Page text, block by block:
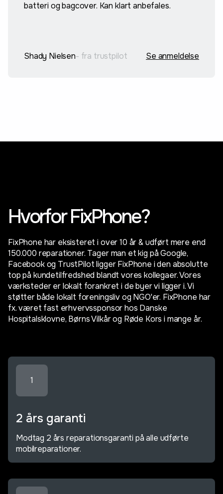
batteri og bagcover. Kan klart anbefales.
Shady Nielsen- fra trustpilot Se anmeldelse
Hvorfor FixPhone?
FixPhone har eksisteret i over 10 år & udført mere end
150.000 reparationer. Tager man et kig på Google,
Facebook og TrustPilot ligger FixPhone i den absolutte
top på kundetilfredshed blandt vores kollegaer. Vores
værksteder er lokalt forankret i de byer vi ligger i. Vi
støtter både lokalt foreningsliv og NGO'er. FixPhone har
fx. været fast erhvervssponsor hos Danske
Hospitalsklovne, Børns Vilkår og Røde Kors i mange år.
1
2 års garanti
Modtag 2 års reparationsgaranti på alle udførte
mobilreparationer.